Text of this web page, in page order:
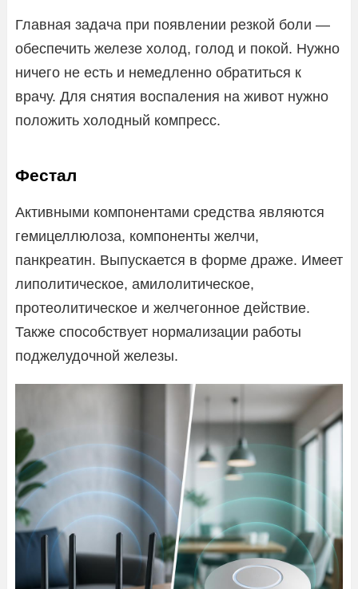
Главная задача при появлении резкой боли —
обеспечить железе холод, голод и покой. Нужно
ничего не есть и немедленно обратиться к
врачу. Для снятия воспаления на живот нужно
положить холодный компресс.
Фестал
Активными компонентами средства являются
гемицеллюлоза, компоненты желчи,
панкреатин. Выпускается в форме драже. Имеет
липолитическое, амилолитическое,
протеолитическое и желчегонное действие.
Также способствует нормализации работы
поджелудочной железы.